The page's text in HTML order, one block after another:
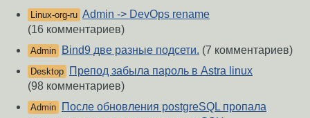
Linux-org-ru Admin -> DevOps rename
(16 комментариев)
Admin Bind9 две разные подсети. (7 комментариев)
Desktop
Препод забыла пароль в Astra linux
(98 комментариев)
Admin
После обновления postgreSQL пропала